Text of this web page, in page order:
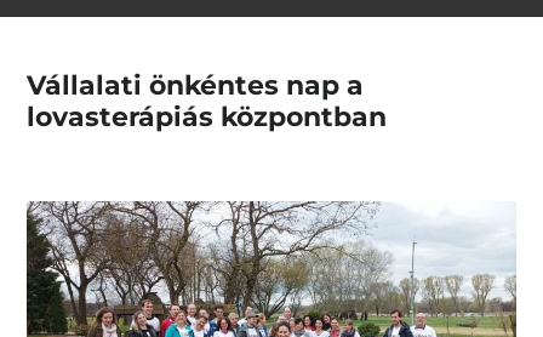
Vállalati önkéntes nap a
lovasterápiás központban